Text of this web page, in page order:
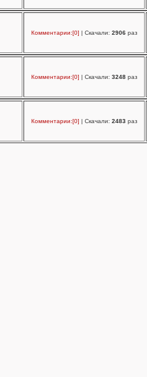
Комментарии:[0] | Скачали: 2906раз
Комментарии:[0] | Скачали: 3248раз
Комментарии:[0] | Скачали: 2483раз